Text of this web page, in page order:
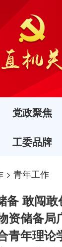
党政聚焦
工委品牌
>青年工作
备 敢闯
资储备局
青年理论